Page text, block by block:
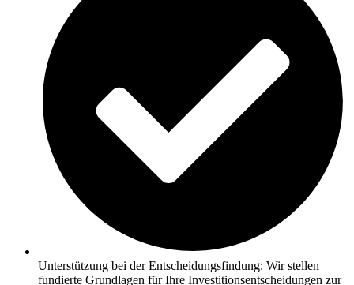
Unterstützung bei der Entscheidungsfindung: Wir stellen
fundierte Grundlagen für Ihre Investitionsentscheidungen zur